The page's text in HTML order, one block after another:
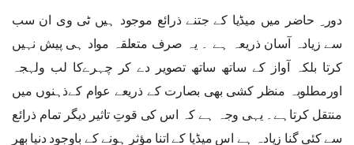
دور ِ حاضر میں میڈیا کے جتنے ذرائع موجود ہیں ٹی وی ان سب
سے زیادہ آسان ذریعہ ہے ۔ یہ صرف متعلقہ مواد ہی پیش نہیں
کرتا بلکہ آواز کے ساتھ ساتھ تصویر دے کر چہرےکا لب ولہجہ
اورمطلوبہ منظر کشی بھی بصارت کے ذریعے عوام کےذہنوں میں
منتقل کرتاہے۔ یہی وجہ ہے کہ اس کی قوتِ تاثیر دیگر تمام ذرائع
سے کئی گنا زیادہ ہے اس میڈیا کے اتنا مؤثر ہونے کے باوجود دنیا بھر